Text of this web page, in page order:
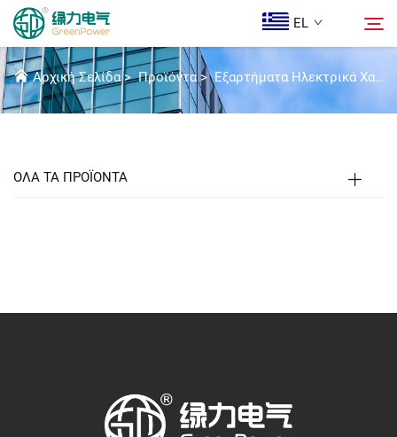
EL
Προϊόντα
ΜΙΚΡΌΣ ΔΙΑΚΌΠΤΗΣ ΚΥΚΛΏΜΑΤΟΣ
Αρχική Σελίδα>Προϊόντα>Εξαρτήματα Ηλεκτρικά Χαμηλής Τάσης
ΟΛΑ ΤΑ ΠΡΟΪΟΝΤΑ